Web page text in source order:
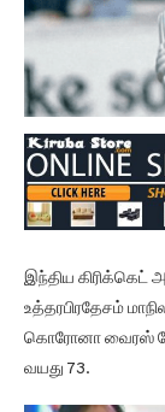
இந்திய கிரிக்கெட்
உத்தரபிரதேசம்
கொரோனா வைரஸ்
வயது 73.